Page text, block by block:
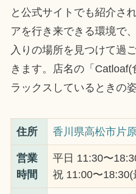
と公式サイトでも紹介さ
アを行き来できる環境で
入りの場所を見つけて過
きます。店名の「
ラックスしているときの
住所 香川県高松市片
営業
時間
平日 11:30〜
祝 11:00〜